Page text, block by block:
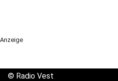
Anzeige
© Radio Vest